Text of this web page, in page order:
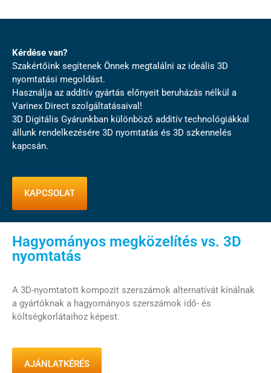
Kérdése van?
Szakértőink segítenek Önnek megtalálni az ideális 3D
nyomtatási megoldást.
Használja az additív gyártás előnyeit beruházás nélkül a
Varinex Direct szolgáltatásaival!
3D Digitális Gyárunkban különböző additív technológiákkal
állunk rendelkezésére 3D nyomtatás és 3D szkennelés
kapcsán.
KAPCSOLAT
Hagyományos megközelítés vs. 3D
nyomtatás
A 3D-nyomtatott kompozit szerszámok alternatívát kínálnak
a gyártóknak a hagyományos szerszámok idő- és
költségkorlátaihoz képest.
AJÁNLATKÉRÉS